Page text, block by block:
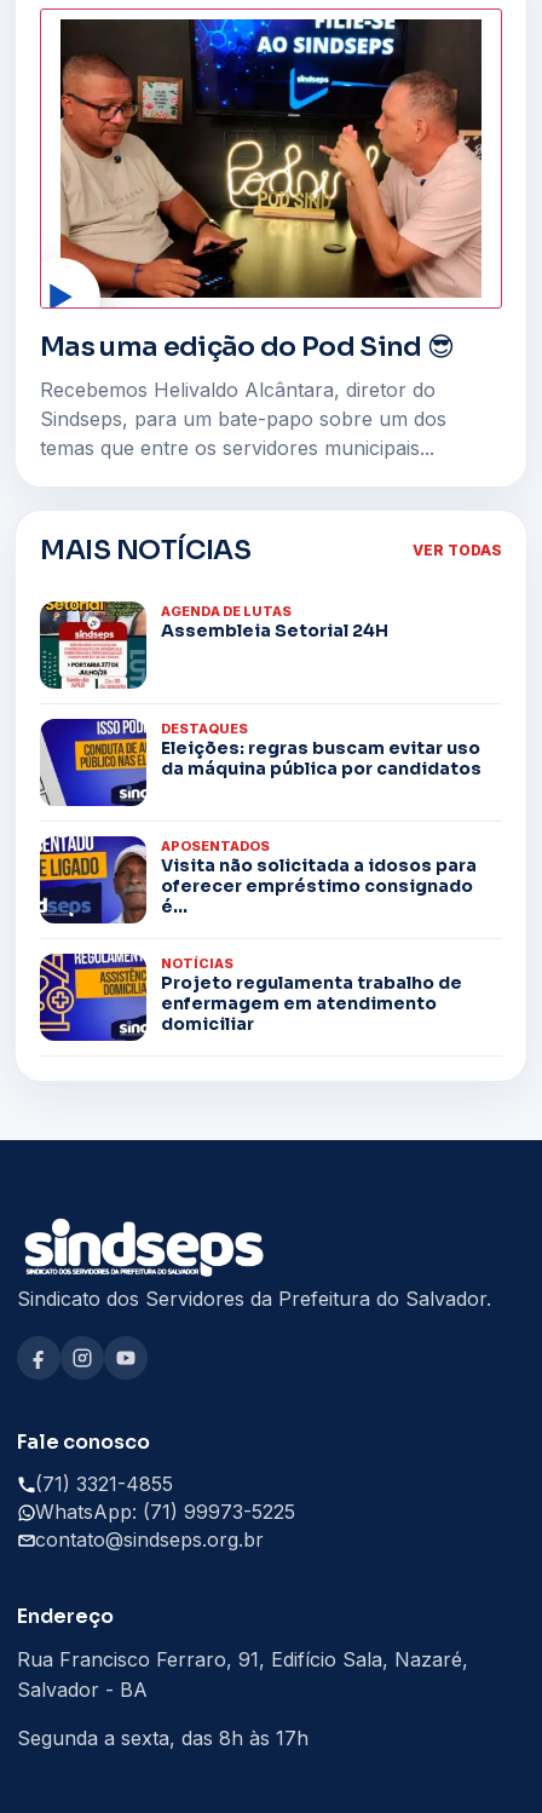
▶
Mas uma edição do Pod Sind 😎
Recebemos Helivaldo Alcântara, diretor do
Sindseps, para um bate-papo sobre um dos
temas que entre os servidores municipais...
MAIS NOTÍCIAS VER TODAS
AGENDA DE LUTAS
Assembleia Setorial 24H
DESTAQUES
Eleições: regras buscam evitar uso
da máquina pública por candidatos
APOSENTADOS
Visita não solicitada a idosos para
oferecer empréstimo consignado
é...
NOTÍCIAS
Projeto regulamenta trabalho de
enfermagem em atendimento
domiciliar
Sindicato dos Servidores da Prefeitura do Salvador.
Fale conosco
(71) 3321-4855
WhatsApp: (71) 99973-5225
contato@sindseps.org.br
Endereço
Rua Francisco Ferraro, 91, Edifício Sala, Nazaré,
Salvador - BA
Segunda a sexta, das 8h às 17h